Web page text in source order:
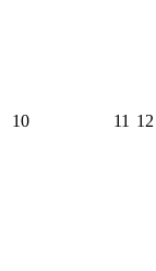
10 11 12